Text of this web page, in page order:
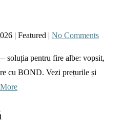
| Featured | No Comments
soluția pentru fire albe: vopsit,
cu BOND. Vezi prețurile și